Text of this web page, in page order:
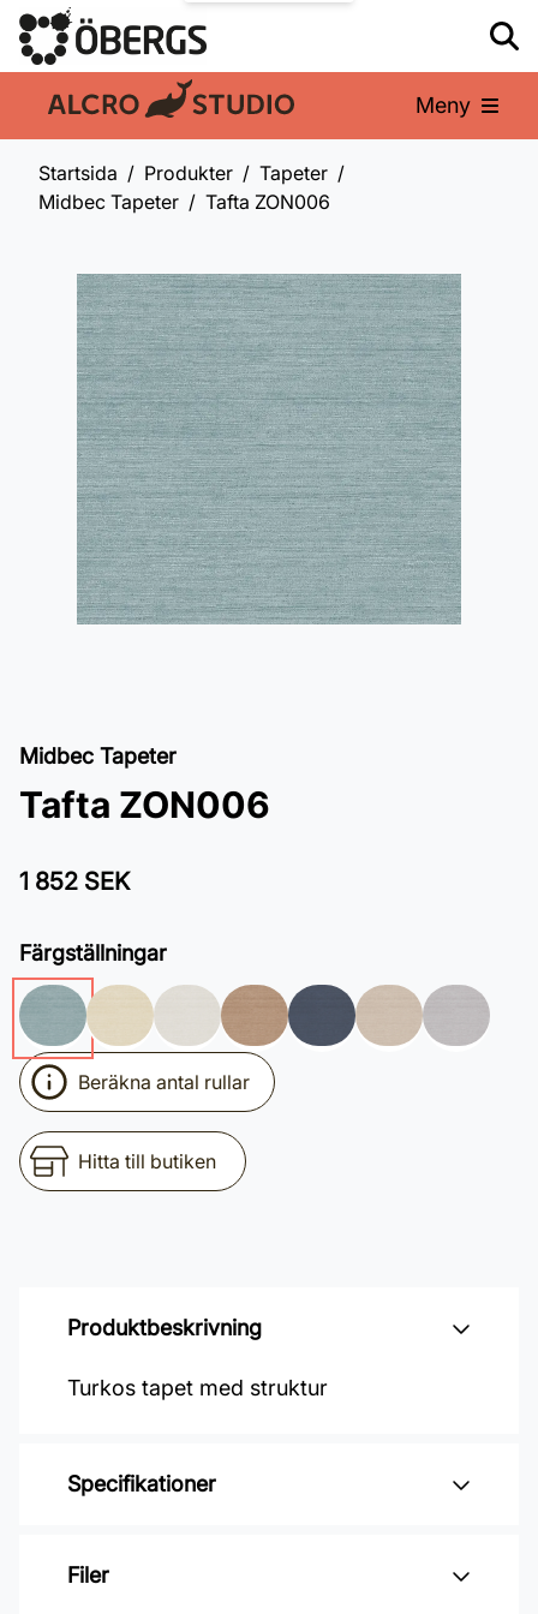
En del av: Meny
Startsida Produkter
Tapeter
Midbec Tapeter
Tafta ZON006
Midbec Tapeter
Tafta ZON006
1 852 SEK
Färgställningar
Beräkna antal rullar
Hitta till butiken
Produktbeskrivning
Turkos tapet med struktur
Specifikationer
Varumärke: Midbec Tapeter
Filer